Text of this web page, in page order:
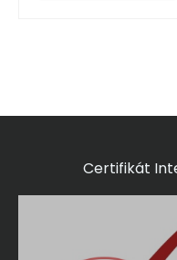
Certifikát